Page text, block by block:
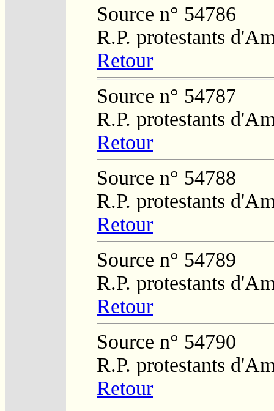
Source n° 54786
R.P. protestants
Retour
Source n° 54787
R.P. protestants
Retour
Source n° 54788
R.P. protestants
Retour
Source n° 54789
R.P. protestants
Retour
Source n° 54790
R.P. protestants
Retour